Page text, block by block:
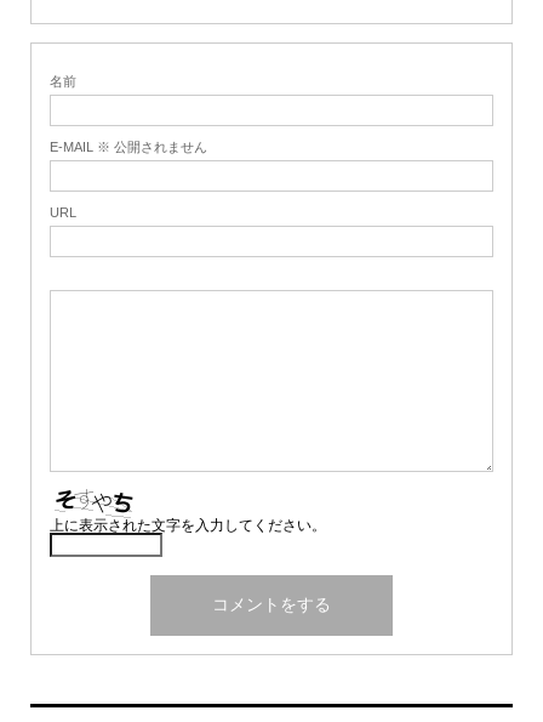
名前
E-MAIL ※ 公開されません
URL
上に表示された文字を入力してください。